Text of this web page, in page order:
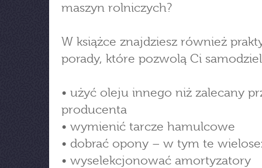
maszyn rolniczych?
W książce znajdziesz również
porady, które pozwolą Ci
• użyć oleju innego niż zalecany
producenta
• wymienić tarcze hamulcowe
• dobrać opony – w tym te
• wyselekcjonować amortyzatory